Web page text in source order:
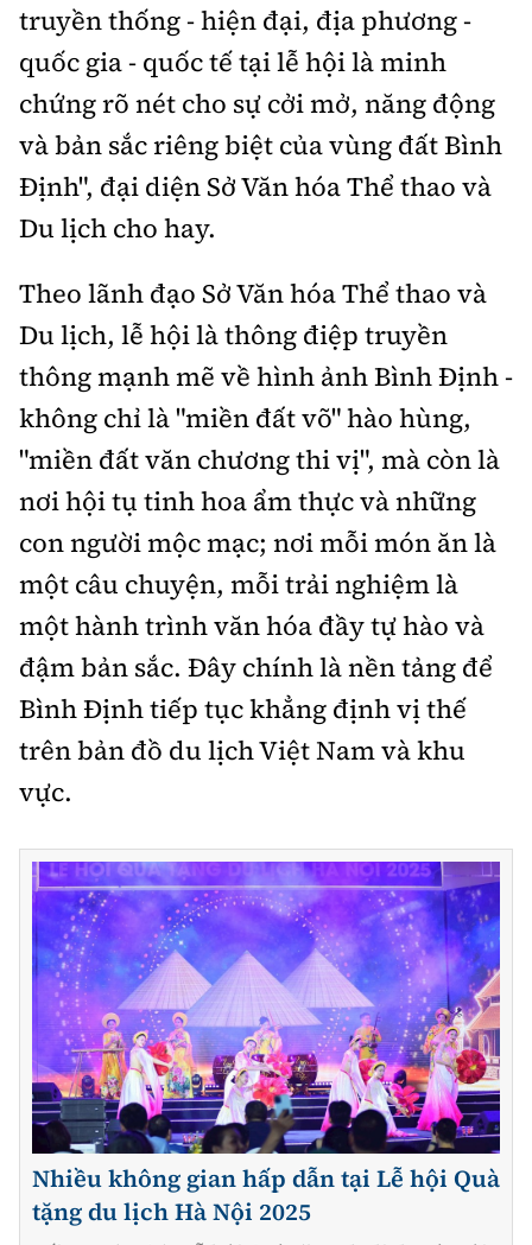
truyền thống - hiện đại, địa phương -
quốc gia - quốc tế tại lễ hội là minh
chứng rõ nét cho sự cởi mở, năng động
và bản sắc riêng biệt của vùng đất Bình
Định", đại diện Sở Văn hóa Thể thao và
Du lịch cho hay.
Theo lãnh đạo Sở Văn hóa Thể thao và
Du lịch, lễ hội là thông điệp truyền
thông mạnh mẽ về hình ảnh Bình Định -
không chỉ là "miền đất võ" hào hùng,
"miền đất văn chương thi vị", mà còn là
nơi hội tụ tinh hoa ẩm thực và những
con người mộc mạc; nơi mỗi món ăn là
một câu chuyện, mỗi trải nghiệm là
một hành trình văn hóa đầy tự hào và
đậm bản sắc. Đây chính là nền tảng để
Bình Định tiếp tục khẳng định vị thế
trên bản đồ du lịch Việt Nam và khu
vực.
Nhiều không gian hấp dẫn tại Lễ hội Quà
tặng du lịch Hà Nội 2025